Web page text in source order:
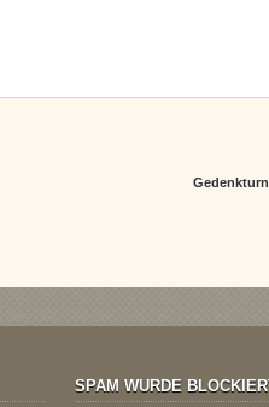
SPAM WURDE